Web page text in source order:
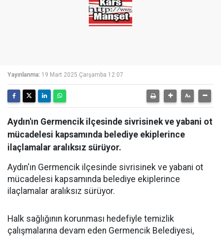
Yayınlanma: 19 Mart 2025 Çarşamba 12:07
Aydın'ın Germencik ilçesinde sivrisinek ve yabani ot
mücadelesi kapsamında belediye ekiplerince
ilaçlamalar aralıksız sürüyor.
Aydın'ın Germencik ilçesinde sivrisinek ve yabani ot
mücadelesi kapsamında belediye ekiplerince
ilaçlamalar aralıksız sürüyor.
Halk sağlığının korunması hedefiyle temizlik
çalışmalarına devam eden Germencik Belediyesi,